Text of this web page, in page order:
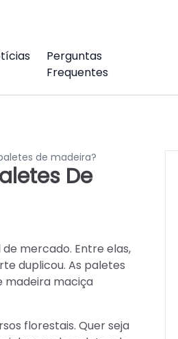
Perguntas
Frequentes
de madeira?
De
mercado. Entre elas,
duplicou. As paletes
madeira maciça
florestais. Quer seja